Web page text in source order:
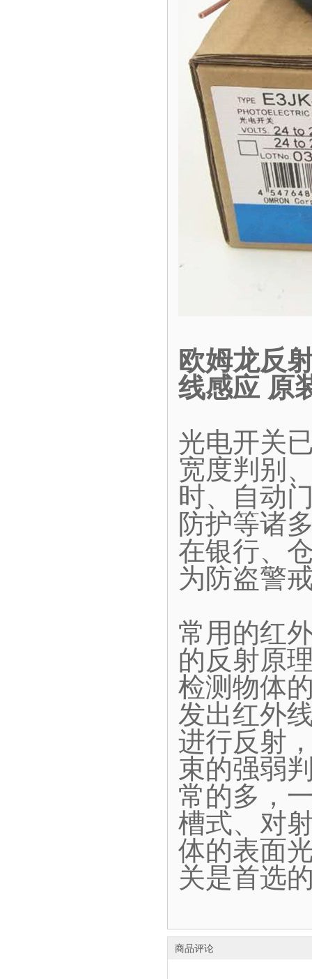
欧姆龙反
线感应 原
光电开关
宽度判别
时、自动
防护等诸
在银行、
为防盗警
常用的红
的反射原
检测物体
发出红外
进行反射
束的强弱
常的多，
槽式、对
体的表面
关是首选
商品评论